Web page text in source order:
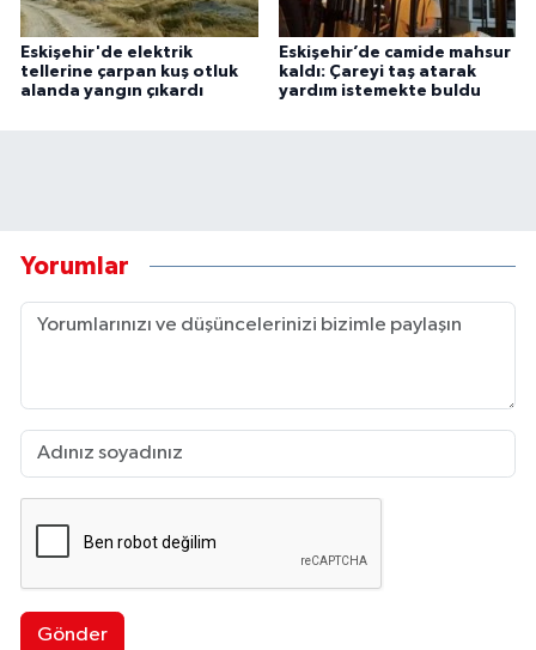
Eskişehir'de elektrik
tellerine çarpan kuş otluk
alanda yangın çıkardı
Eskişehir’de camide mahsur
kaldı: Çareyi taş atarak
yardım istemekte buldu
Yorumlar
Gönder